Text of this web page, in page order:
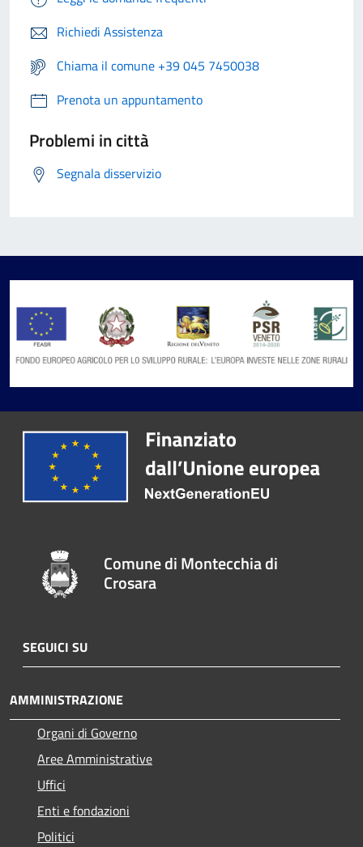
Richiedi Assistenza
Chiama il comune +39 045 7450038
Prenota un appuntamento
Problemi in città
Segnala disservizio
Comune di Montecchia di
Crosara
SEGUICI SU
AMMINISTRAZIONE
Organi di Governo
Aree Amministrative
Uffici
Enti e fondazioni
Politici